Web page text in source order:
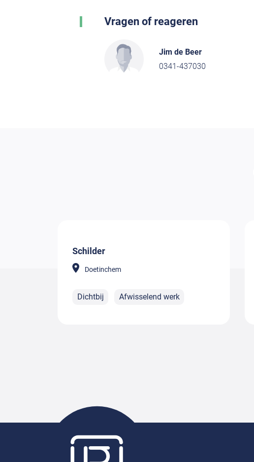
Vragen of reageren
Jim de Beer
0341-437030
Schilder
Doetinchem
Dichtbij Afwisselend werk